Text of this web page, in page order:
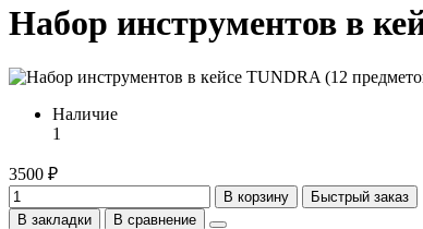
Набор инструментов в
Наличие
1
3500 ₽
В корзину
Быстрый заказ
В закладки
В сравнение